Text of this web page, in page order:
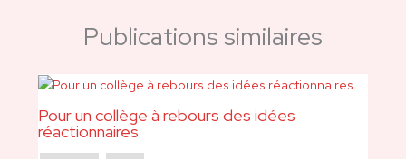
Publications similaires
Pour un collège à rebours des idées
réactionnaires